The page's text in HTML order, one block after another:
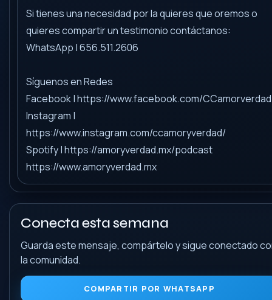
Si tienes una necesidad por la quieres que oremos o
quieres compartir un testimonio contáctanos:
WhatsApp | 656.511.2606
Síguenos en Redes
Facebook | https://www.facebook.com/CCamorverdad
Instagram |
https://www.instagram.com/ccamoryverdad/
Spotify | https://amoryverdad.mx/podcast
https://www.amoryverdad.mx
Conecta esta semana
Guarda este mensaje, compártelo y sigue conectado
la comunidad.
COMPARTIR POR WHATSAPP